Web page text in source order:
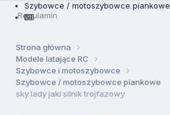
Regulamin
Szybowce / motoszybowce piankowe
Strona główna
Modele latające RC
Szybowce i motoszybowce
Szybowce / motoszybowce piankowe
sky lady jaki silnik trojfazowy